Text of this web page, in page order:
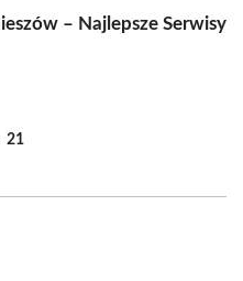
– Najlepsze Serwisy
21